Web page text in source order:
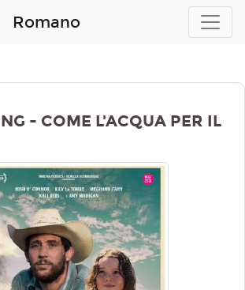
Romano
- COME L'ACQUA PER IL